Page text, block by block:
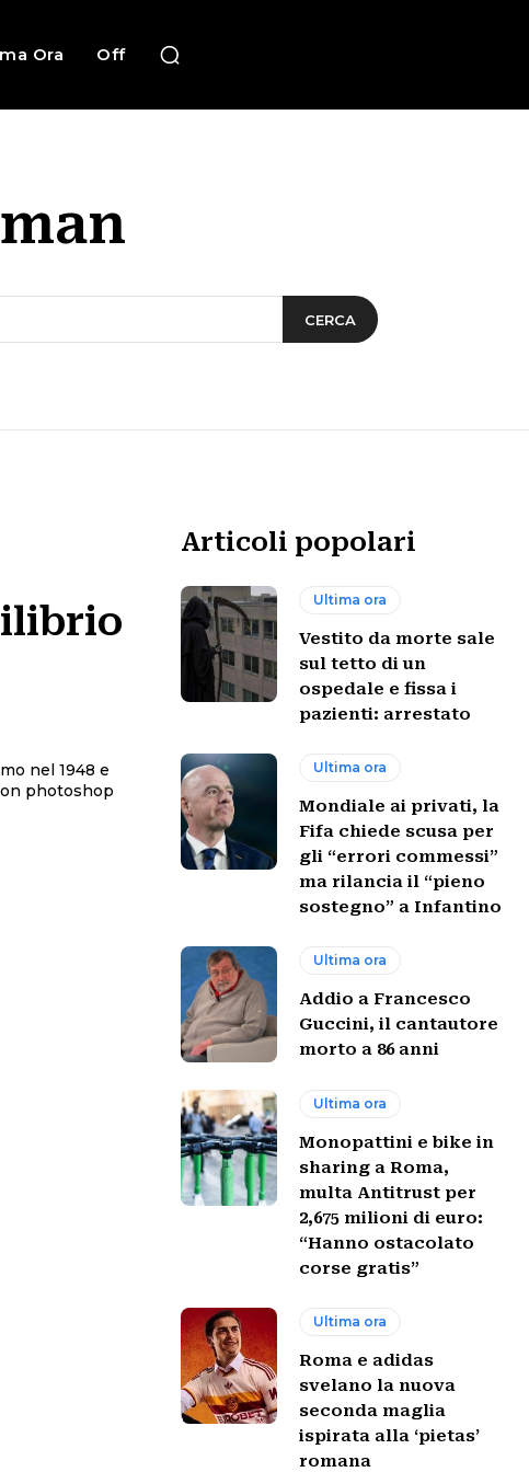
Ora Off
CERCA
nel 1948 e
photoshop
Articoli popolari
Ultima ora
Vestito da morte sale
sul tetto di un
ospedale e fissa i
pazienti: arrestato
Ultima ora
Mondiale ai privati, la
Fifa chiede scusa per
gli “errori commessi”
ma rilancia il “pieno
sostegno” a Infantino
Ultima ora
Addio a Francesco
Guccini, il cantautore
morto a 86 anni
Ultima ora
Monopattini e bike in
sharing a Roma,
multa Antitrust per
2,675 milioni di euro:
“Hanno ostacolato
corse gratis”
Ultima ora
Roma e adidas
svelano la nuova
seconda maglia
ispirata alla ‘pietas’
romana